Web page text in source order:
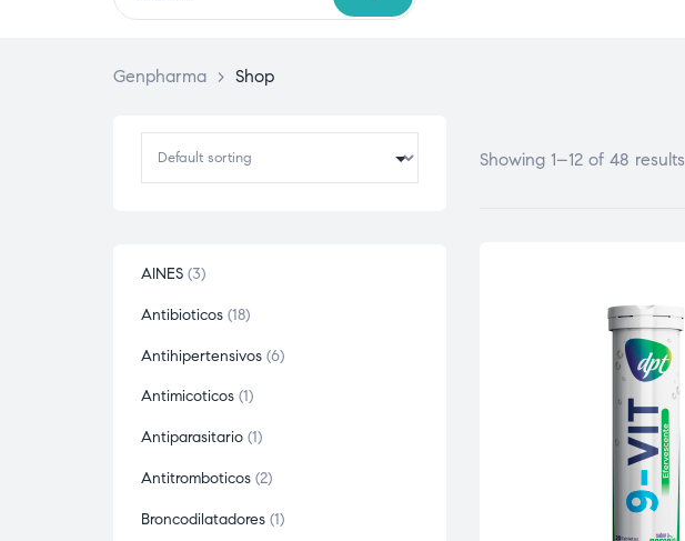
Genpharma > Shop
Showing 1–12 of 48 results
AINES 3
Antibioticos 18
Antihipertensivos 6
Antimicoticos 1
Antiparasitario 1
Antitromboticos 2
Broncodilatadores 1